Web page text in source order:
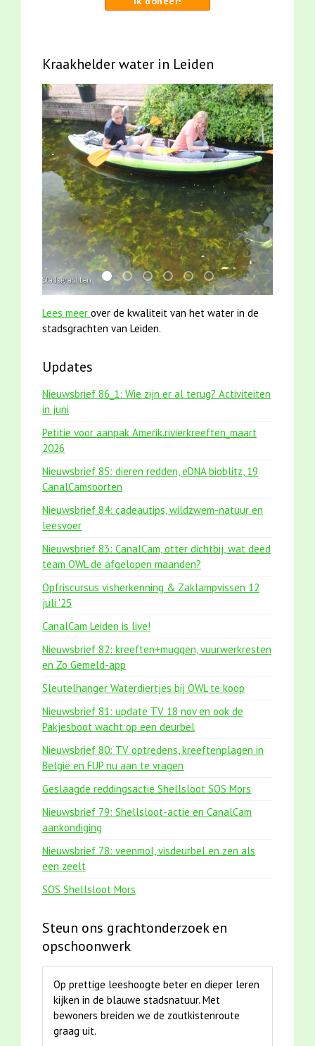
Kraakhelder water in Leiden
mei2021 1 snoekje elly
karper met kattenklimtouw
jun2021 28 brasem en rietvoorns
jun2021 zaklv 5 snoekje MOOI
smoelenboek fifi en
mei2021
Lees meer over de kwaliteit van het water in de
stadsgrachten van Leiden.
Updates
Nieuwsbrief 86_1: Wie zijn er al terug? Activiteiten
in juni
Petitie voor aanpak Amerik.rivierkreeften_maart
2026
Nieuwsbrief 85: dieren redden, eDNA bioblitz, 19
CanalCamsoorten
Nieuwsbrief 84: cadeautips, wildzwem-natuur en
leesvoer
Nieuwsbrief 83: CanalCam, otter dichtbij, wat deed
team OWL de afgelopen maanden?
Opfriscursus visherkenning & Zaklampvissen 12
juli '25
CanalCam Leiden is live!
Nieuwsbrief 82: kreeften+muggen, vuurwerkresten
en Zo Gemeld-app
Sleutelhanger Waterdiertjes bij OWL te koop
Nieuwsbrief 81: update TV 18 nov en ook de
Pakjesboot wacht op een deurbel
Nieuwsbrief 80: TV optredens, kreeftenplagen in
België en FUP nu aan te vragen
Geslaagde reddingsactie Shellsloot SOS Mors
Nieuwsbrief 79: Shellsloot-actie en CanalCam
aankondiging
Nieuwsbrief 78: veenmol, visdeurbel en zen als
een zeelt
SOS Shellsloot Mors
Steun ons grachtonderzoek en
opschoonwerk
Op prettige leeshoogte beter en dieper leren
kijken in de blauwe stadsnatuur. Met
bewoners breiden we de zoutkistenroute
graag uit.